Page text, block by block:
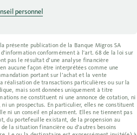
personnel
présente publication de la Banque Migros SA
conformément à l’art. 68 de la loi sur
pas le résultat d’une analyse financière
aucune façon être interprétées comme une
portant sur l’achat et la vente
réalisation de transactions particulières ou sur la
mais sont données uniquement à titre
ne constituent ni une annonce de cotation, ni
un prospectus. En particulier, elles ne constituent
ni un conseil en placement. Elles ne tiennent pas
du portefeuille existant, de la propension au
la situation financière ou d’autres besoins